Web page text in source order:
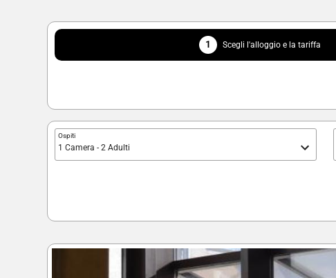
1 Scegli l'alloggio e la tariffa
Ospiti
1 Camera - 2 Adulti